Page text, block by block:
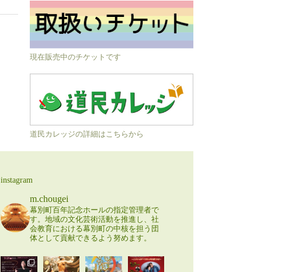
現在販売中のチケットです
道民カレッジの詳細はこちらから
instagram
m.chougei
幕別町百年記念ホールの指定管理者で
す。地域の文化芸術活動を推進し、社
会教育における幕別町の中核を担う団
体として貢献できるよう努めます。